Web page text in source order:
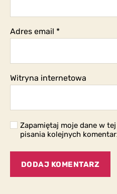
Adres email *
Witryna internetowa
Zapamiętaj moje dane w
pisania kolejnych